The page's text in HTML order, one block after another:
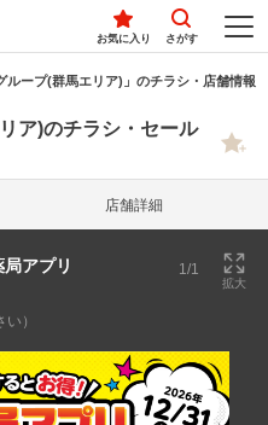
お気に入り さがす
ループ(群馬エリア)」のチラシ・店舗情報
ア)のチラシ・セール
店舗詳細
アプリ 1/1
拡大
）